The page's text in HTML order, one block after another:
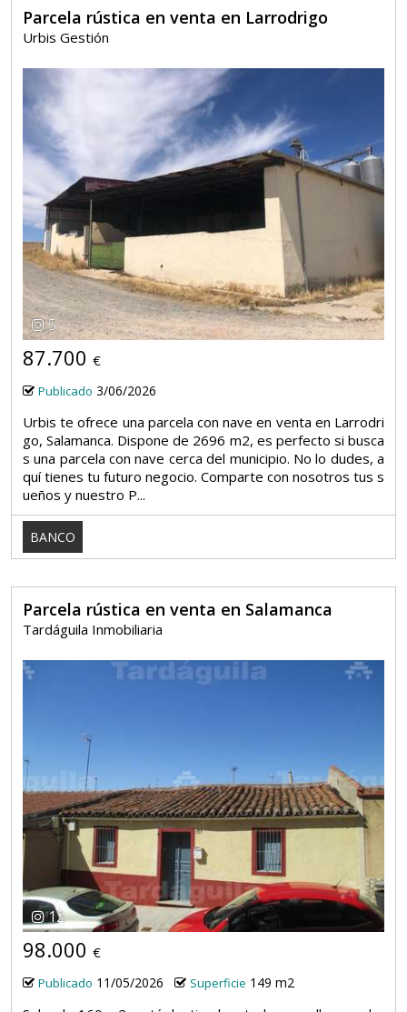
Parcela rústica en venta en Larrodrigo
Urbis Gestión
5
87.700 €
Publicado 3/06/2026
Urbis te ofrece una parcela con nave en venta en Larrodri
go, Salamanca. Dispone de 2696 m2, es perfecto si busca
s una parcela con nave cerca del municipio. No lo dudes, a
quí tienes tu futuro negocio. Comparte con nosotros tus s
ueños y nuestro P...
BANCO
Parcela rústica en venta en Salamanca
Tardáguila Inmobiliaria
12
98.000 €
Publicado 11/05/2026 Superficie 149 m2